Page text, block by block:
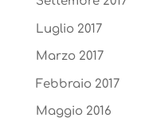
Luglio 2017
Marzo 2017
Febbraio 2017
Maggio 2016